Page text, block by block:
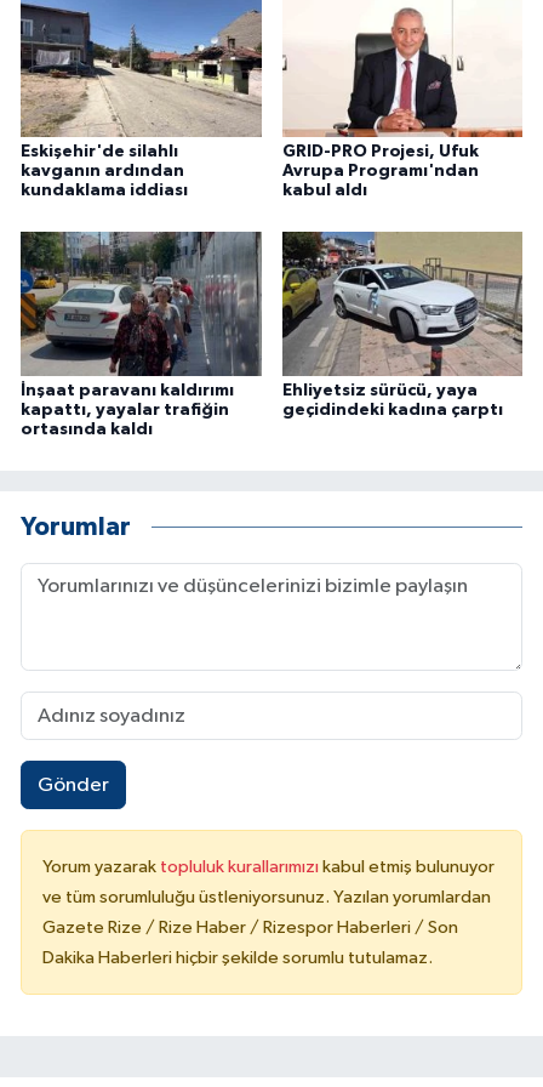
Eskişehir'de silahlı
kavganın ardından
kundaklama iddiası
GRID-PRO Projesi, Ufuk
Avrupa Programı'ndan
kabul aldı
İnşaat paravanı kaldırımı
kapattı, yayalar trafiğin
ortasında kaldı
Ehliyetsiz sürücü, yaya
geçidindeki kadına çarptı
Yorumlar
Gönder
Yorum yazarak topluluk kurallarımızı kabul etmiş bulunuyor
ve tüm sorumluluğu üstleniyorsunuz. Yazılan yorumlardan
Gazete Rize / Rize Haber / Rizespor Haberleri / Son
Dakika Haberleri hiçbir şekilde sorumlu tutulamaz.
ÜLKE GÜNDEMİ
YAŞAM
YEREL